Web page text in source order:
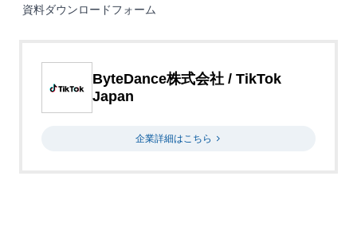
資料ダウンロードフォーム
ByteDance株式会社 / TikTok
Japan
企業詳細はこちら